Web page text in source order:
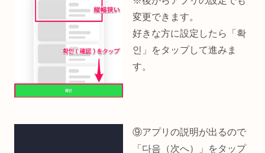
変更できます。
好きな方に設定したら「확
인」をタップして進みま
す。
⑨アプリの説明が出るので
「다음（次へ）」をタップ